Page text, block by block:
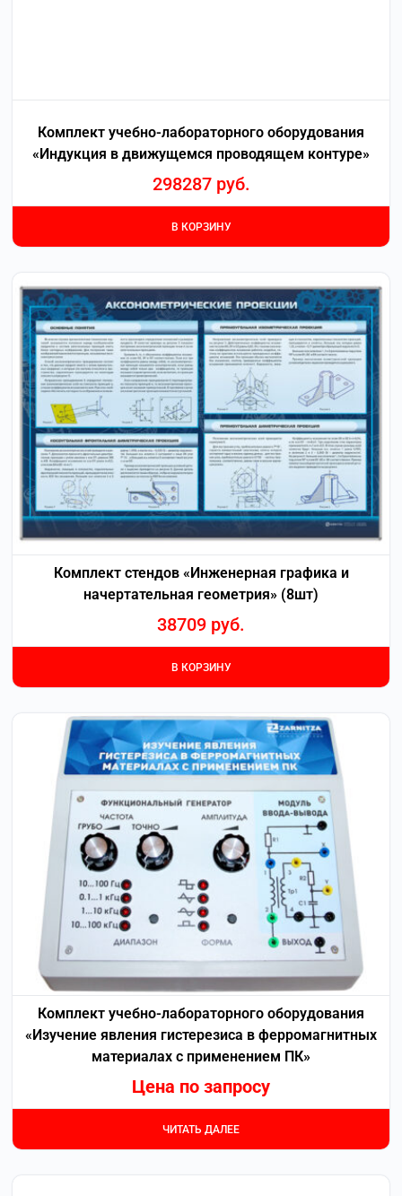
Комплект учебно-лабораторного оборудования
«Индукция в движущемся проводящем контуре»
298287 руб.
В КОРЗИНУ
Комплект стендов «Инженерная графика и
начертательная геометрия» (8шт)
38709 руб.
В КОРЗИНУ
Комплект учебно-лабораторного оборудования
«Изучение явления гистерезиса в ферромагнитных
материалах с применением ПК»
Цена по запросу
ЧИТАТЬ ДАЛЕЕ